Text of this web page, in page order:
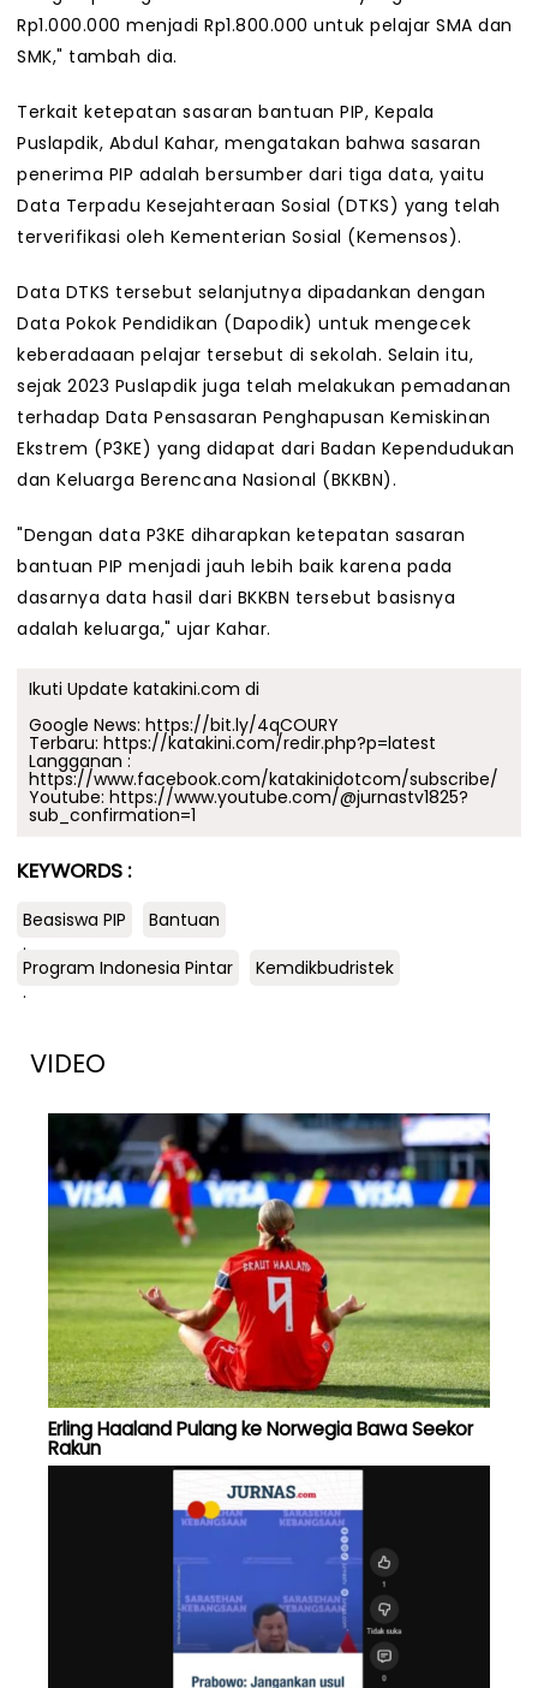
Rp1.000.000 menjadi Rp1.800.000 untuk pelajar SMA dan
SMK," tambah dia.
Terkait ketepatan sasaran bantuan PIP, Kepala
Puslapdik, Abdul Kahar, mengatakan bahwa sasaran
penerima PIP adalah bersumber dari tiga data, yaitu
Data Terpadu Kesejahteraan Sosial (DTKS) yang telah
terverifikasi oleh Kementerian Sosial (Kemensos).
Data DTKS tersebut selanjutnya dipadankan dengan
Data Pokok Pendidikan (Dapodik) untuk mengecek
keberadaaan pelajar tersebut di sekolah. Selain itu,
sejak 2023 Puslapdik juga telah melakukan pemadanan
terhadap Data Pensasaran Penghapusan Kemiskinan
Ekstrem (P3KE) yang didapat dari Badan Kependudukan
dan Keluarga Berencana Nasional (BKKBN).
"Dengan data P3KE diharapkan ketepatan sasaran
bantuan PIP menjadi jauh lebih baik karena pada
dasarnya data hasil dari BKKBN tersebut basisnya
adalah keluarga," ujar Kahar.
Ikuti Update katakini.com di
Google News: https://bit.ly/4qCOURY
Terbaru: https://katakini.com/redir.php?p=latest
Langganan :
https://www.facebook.com/katakinidotcom/subscribe/
Youtube: https://www.youtube.com/@jurnastv1825?
sub_confirmation=1
KEYWORDS :
Beasiswa PIP
Bantuan
.
Program Indonesia Pintar
Kemdikbudristek
.
VIDEO
Erling Haaland Pulang ke Norwegia Bawa Seekor
Rakun